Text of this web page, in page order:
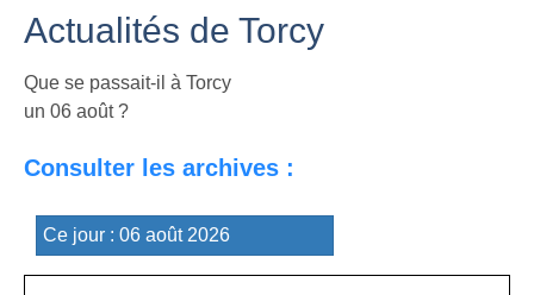
Actualités de Torcy
Que se passait-il à Torcy
un 06 août ?
Consulter les archives :